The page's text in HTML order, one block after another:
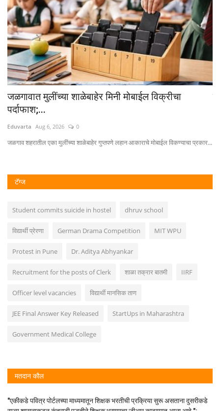
जळगावात मुलींच्या शाळेबाहेर मिनी मोबाईल विक्रीचा
पर्दाफाश;...
Eduvarta Aug 6, 2026 0
जळगाव शहरातील एका मुलींच्या शाळेबाहेर गुप्तपणे लहान आकाराचे मोबाईल विकण्याचा प्रकार...
टॅग्ज
Student commits suicide in hostel dhruv school
विद्यार्थी प्रेरणा German Drama Competition MIT WPU
Protest in Pune Dr. Aditya Abhyankar
Recruitment for the posts of Clerk शाळा तक्रार बातमी IIRF
Officer level vacancies विद्यार्थी मानसिक ताण
JEE Final Answer Key Released StartUps in Maharashtra
Government Medical College
मतदान कौल
"एकीकडे पवित्र पोर्टलच्या माध्यमातून शिक्षक भरतीची प्रक्रिया सुरू असताना दुसरीकडे